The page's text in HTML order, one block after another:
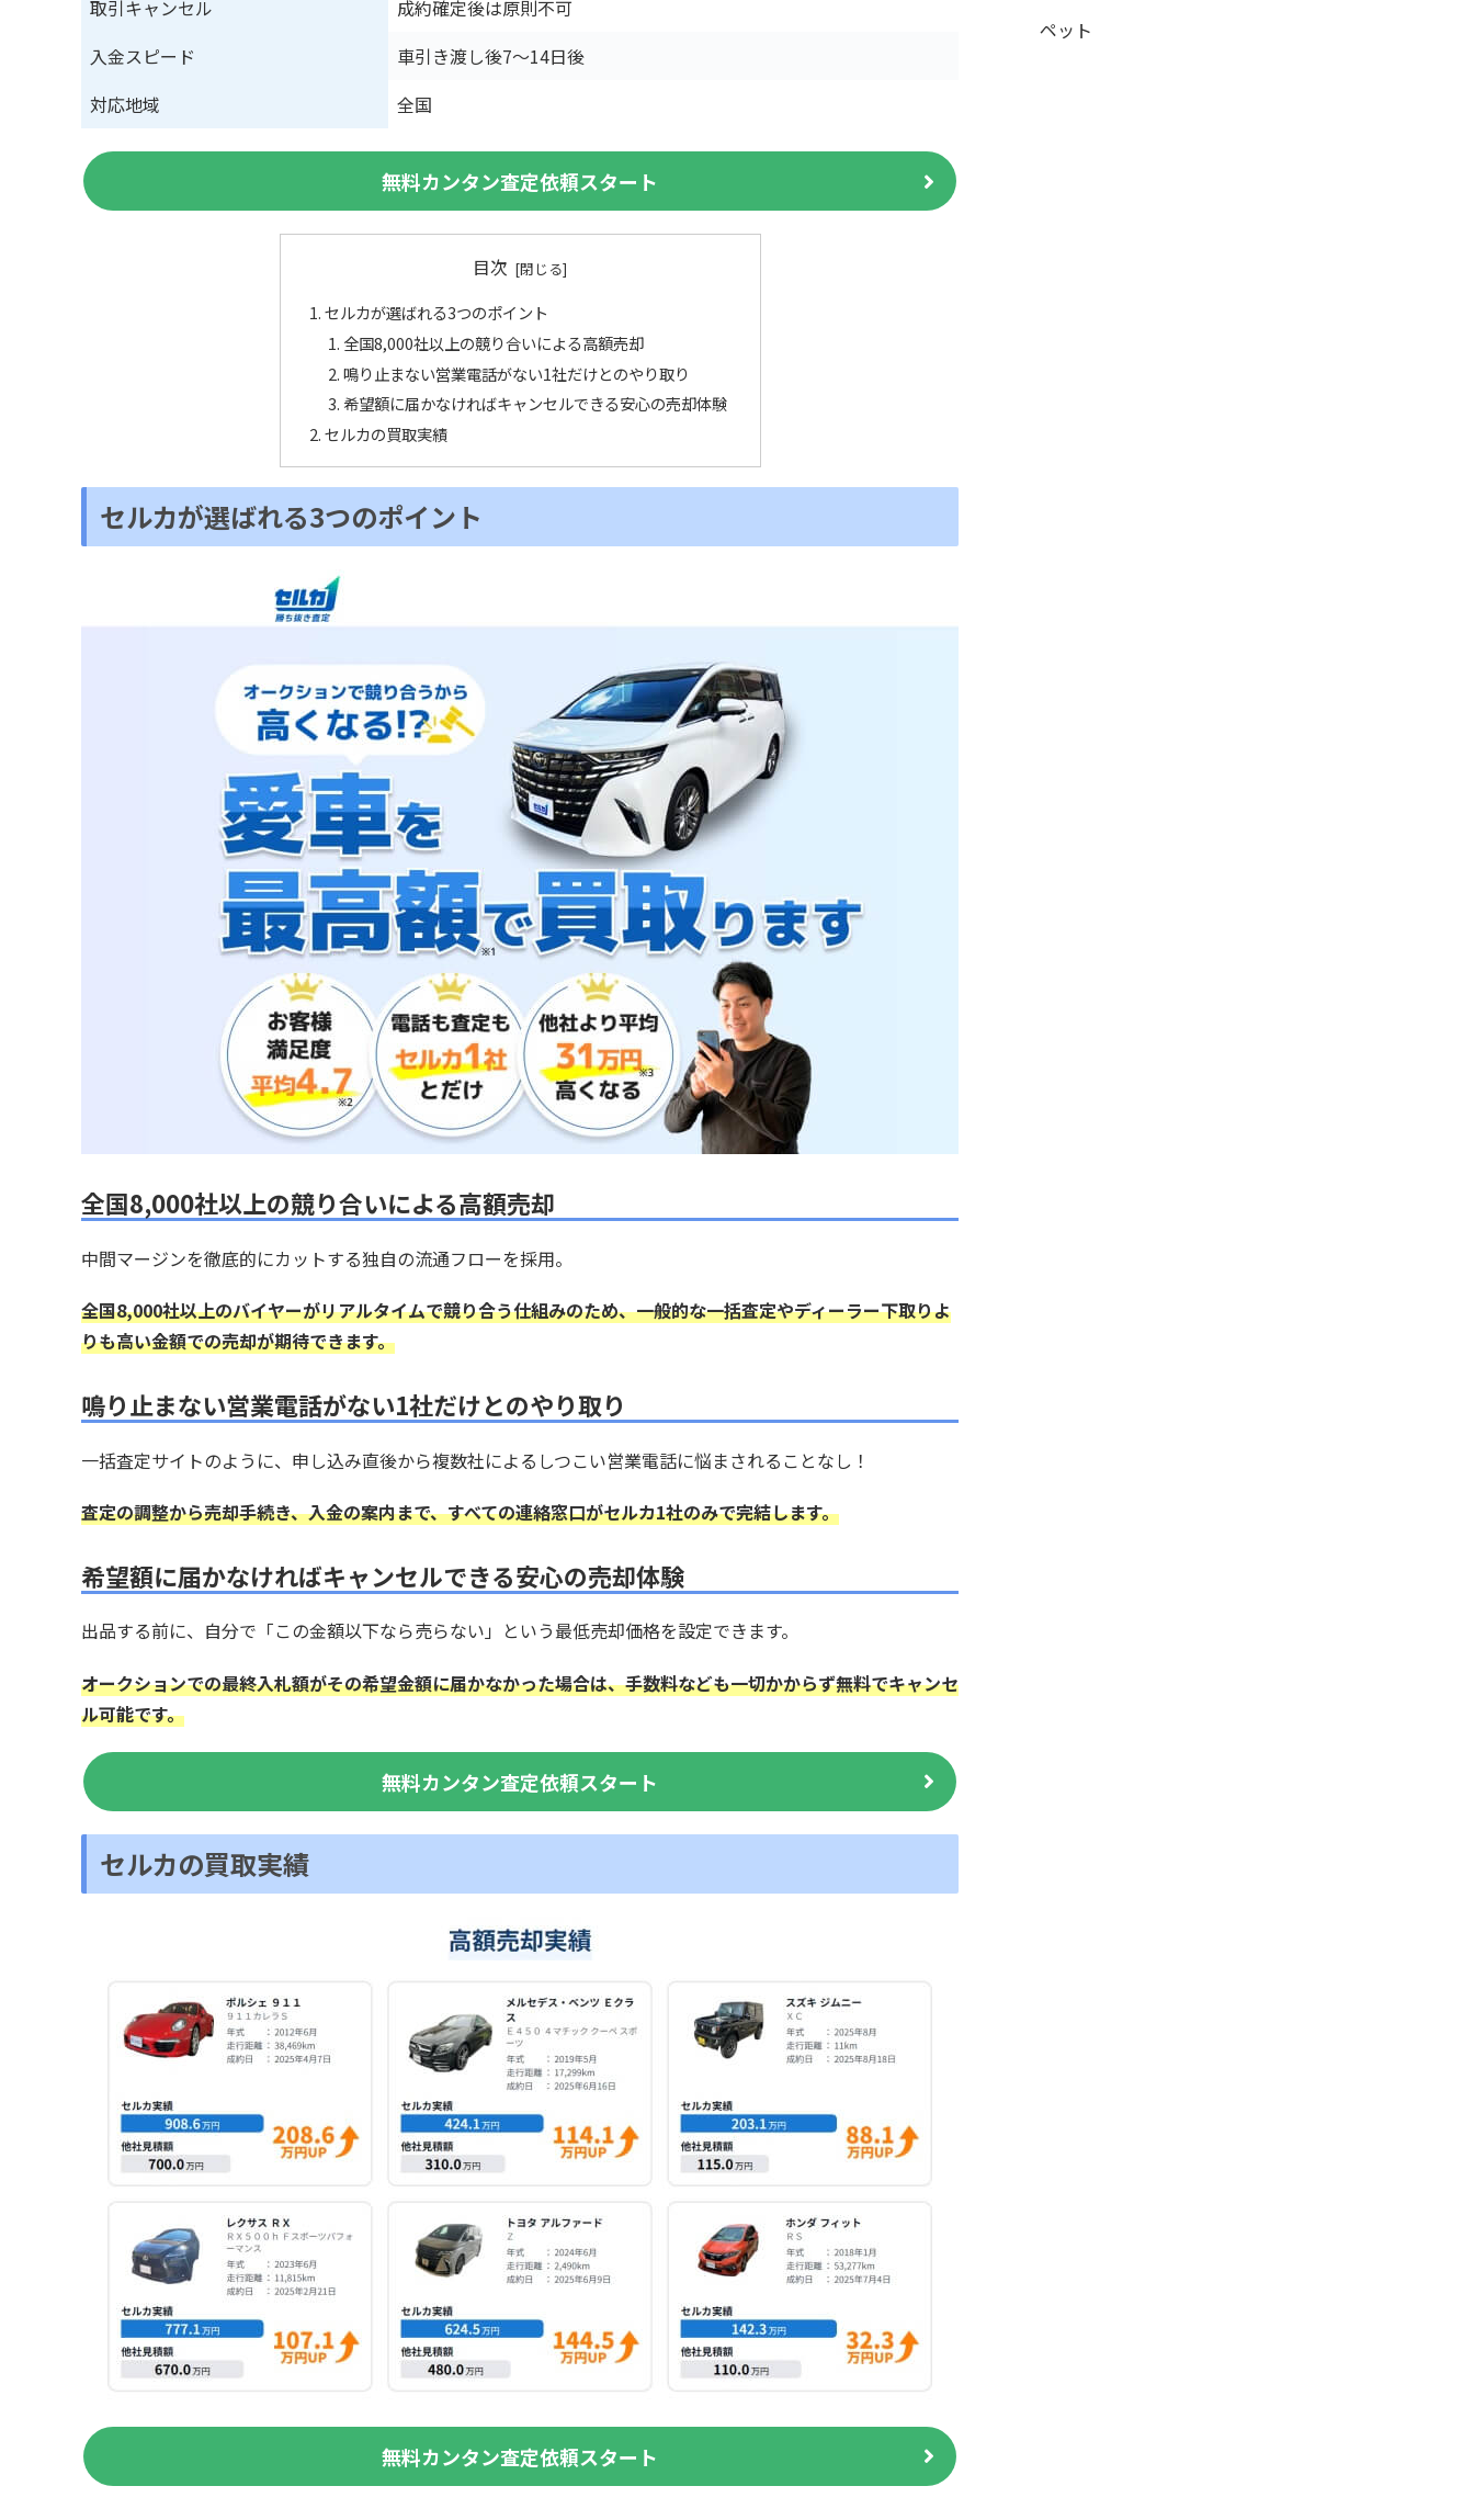
取引キャンセル
成約確定後は原則不可
入金スピード
車引き渡し後7～14日後
対応地域
全国
無料カンタン査定依頼スタート
目次
セルカが選ばれる3つのポイント
全国8,000社以上の競り合いによる高額売却
鳴り止まない営業電話がない1社だけとのやり取り
希望額に届かなければキャンセルできる安心の売却体験
セルカの買取実績
セルカが選ばれる3つのポイント
全国8,000社以上の競り合いによる高額売却
中間マージンを徹底的にカットする独自の流通フローを採用。
全国8,000社以上のバイヤーがリアルタイムで競り合う仕組みのため、一般的な一括査定やディーラー下取りよ
りも高い金額での売却が期待できます。
鳴り止まない営業電話がない1社だけとのやり取り
一括査定サイトのように、申し込み直後から複数社によるしつこい営業電話に悩まされることなし！
査定の調整から売却手続き、入金の案内まで、すべての連絡窓口がセルカ1社のみで完結します。
希望額に届かなければキャンセルできる安心の売却体験
出品する前に、自分で「この金額以下なら売らない」という最低売却価格を設定できます。
オークションでの最終入札額がその希望金額に届かなかった場合は、手数料なども一切かからず無料でキャンセ
ル可能です。
無料カンタン査定依頼スタート
セルカの買取実績
無料カンタン査定依頼スタート
ペット